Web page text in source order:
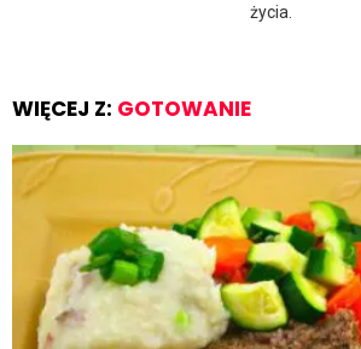
życia.
WIĘCEJ Z: GOTOWANIE